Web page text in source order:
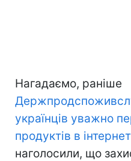
Нагадаємо, раніше
українців уважно
продуктів в
наголосили, що